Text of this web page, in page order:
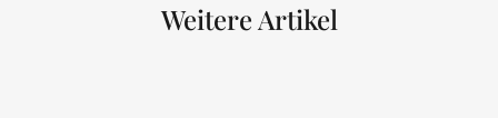
Weitere Artikel